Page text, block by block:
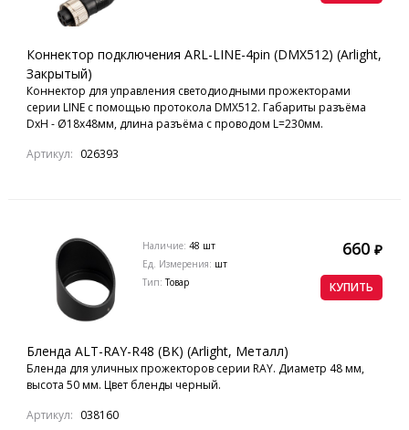
Коннектор подключения ARL-LINE-4pin (DMX512) (Arlight,
Закрытый)
Коннектор для управления светодиодными прожекторами
серии LINE с помощью протокола DMX512. Габариты разъёма
DxH - Ø18х48мм, длина разъёма с проводом L=230мм.
Артикул: 026393
Бленда ALT-RAY-R48 (BK) (Arlight, Металл)
Бленда для уличных прожекторов серии RAY. Диаметр 48 мм,
высота 50 мм. Цвет бленды черный.
Артикул: 038160
660₽
КУПИТЬ
Наличие: 48 шт
Ед. Измерения: шт
Тип:Товар